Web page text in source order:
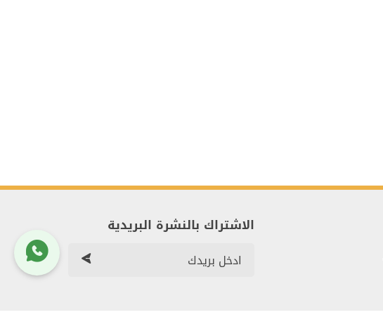
الاشتراك بالنشرة البريدية